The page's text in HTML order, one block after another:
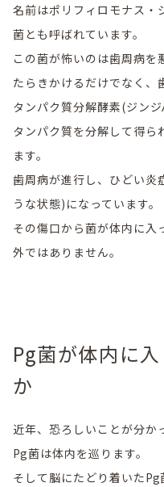
名前はポリフィロモナス・
菌とも呼ばれています。
この菌が怖いのは歯周病を
たらきかけるだけでなく、
タンパク質分解酵素(ジンジ
タンパク質を分解して得ら
ます。
歯周病が進行し、ひどい炎
うな状態)になっています。
その傷口から菌が体内に入
外ではありません。
Pg菌が体内に
か
近年、恐ろしいことが分か
Pg菌は体内を巡ります。
そして脳にたどり着いた